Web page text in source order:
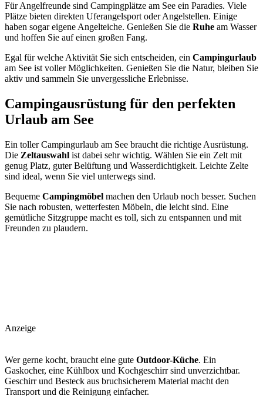
Für Angelfreunde sind Campingplätze am See ein Paradies. Viele
Plätze bieten direkten Uferangelsport oder Angelstellen. Einige
haben sogar eigene Angelteiche. Genießen Sie die Ruhe am Wasser
und hoffen Sie auf einen großen Fang.
Egal für welche Aktivität Sie sich entscheiden, ein Campingurlaub
am See ist voller Möglichkeiten. Genießen Sie die Natur, bleiben Sie
aktiv und sammeln Sie unvergessliche Erlebnisse.
Campingausrüstung für den perfekten
Urlaub am See
Ein toller Campingurlaub am See braucht die richtige Ausrüstung.
Die Zeltauswahl ist dabei sehr wichtig. Wählen Sie ein Zelt mit
genug Platz, guter Belüftung und Wasserdichtigkeit. Leichte Zelte
sind ideal, wenn Sie viel unterwegs sind.
Bequeme Campingmöbel machen den Urlaub noch besser. Suchen
Sie nach robusten, wetterfesten Möbeln, die leicht sind. Eine
gemütliche Sitzgruppe macht es toll, sich zu entspannen und mit
Freunden zu plaudern.
Anzeige
Wer gerne kocht, braucht eine gute Outdoor-Küche. Ein
Gaskocher, eine Kühlbox und Kochgeschirr sind unverzichtbar.
Geschirr und Besteck aus bruchsicherem Material macht den
Transport und die Reinigung einfacher.